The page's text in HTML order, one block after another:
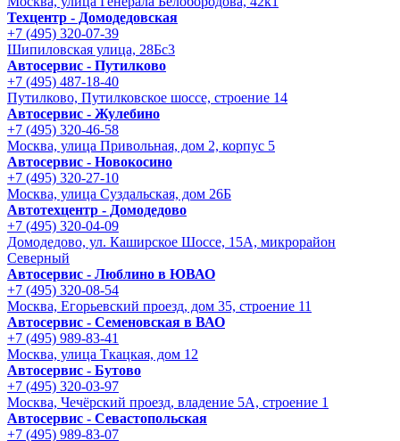
Техцентр - Домодедовская
+7 (495) 320-07-39
Шипиловская улица, 28Бс3
Автосервис - Путилково
+7 (495) 487-18-40
Путилково, Путилковское шоссе, строение 14
Автосервис - Жулебино
+7 (495) 320-46-58
Москва, улица Привольная, дом 2, корпус 5
Автосервис - Новокосино
+7 (495) 320-27-10
Москва, улица Суздальская, дом 26Б
Автотехцентр - Домодедово
+7 (495) 320-04-09
Домодедово, ул. Каширское Шоссе, 15А, микрорайон
Северный
Автосервис - Люблино в ЮВАО
+7 (495) 320-08-54
Москва, Егорьевский проезд, дом 35, строение 11
Автосервис - Семеновская в ВАО
+7 (495) 989-83-41
Москва, улица Ткацкая, дом 12
Автосервис - Бутово
+7 (495) 320-03-97
Москва, Чечёрский проезд, владение 5А, строение 1
Автосервис - Cевастопольская
+7 (495) 989-83-07